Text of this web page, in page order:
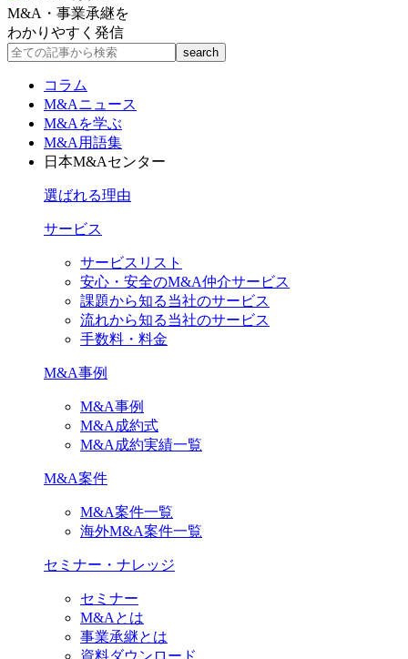
M&A・事業承継を
わかりやすく発信
コラム
M&Aニュース
M&Aを学ぶ
M&A用語集
日本M&Aセンター
選ばれる理由
サービス
サービスリスト
安心・安全のM&A仲介サービス
課題から知る当社のサービス
流れから知る当社のサービス
手数料・料金
M&A事例
M&A事例
M&A成約式
M&A成約実績一覧
M&A案件
M&A案件一覧
海外M&A案件一覧
セミナー・ナレッジ
セミナー
M&Aとは
事業承継とは
資料ダウンロード